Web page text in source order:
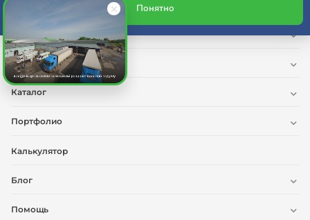
Реквизиты компании
Услуги
Каталог
Портфолио
Калькулятор
Блог
Помощь
Понятно